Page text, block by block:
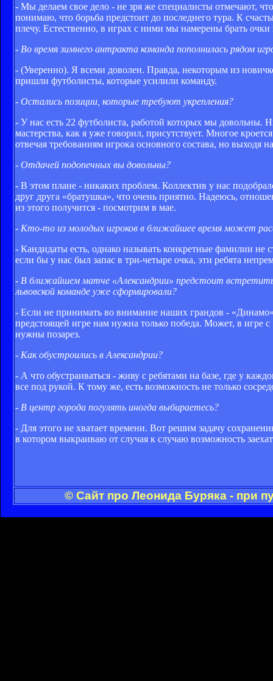
- Мы делаем свое дело - не зря же специалисты отмечают,
понимаю, что борьба предстоит до последнего тура. К
плечу. Естественно, в играх с ними мы намерены брать
- Во время зимнего антракта команда пополнилась рядом
- (Уверенно). Я всеми доволен. Правда, некоторым из
пришли футболисты, которые усилили команду.
- Остались позиции, которые требуют укрепления?
- У нас есть 22 футболиста, работой которых мы довольны.
мастерства, как я уже говорил, присутствует. Многое
отвечая требованиям игрока основного состава, но выходя
- Отдачей подопечных вы довольны?
- В этом плане - никаких проблем. Коллектив у нас
друг друга «братушка», что очень приятно. Надеюсь,
из этого получится - посмотрим в мае.
- Кто-то из молодых игроков в ближайшее время может
- Кандидаты есть, однако называть конкретные фамилии не
если бы у нас был запас в три-четыре очка, эти ребята
- В ближайшем матче «Александрии» предстоит
львовской команде уже сформировали?
- Если не принимать во внимание наших грандов -
предстоящей игре нам нужна только победа. Может, в игре
нужны позарез.
- Как обустроились в Александрии?
- А что обустраиваться - живу с ребятами на базе, где у
все под рукой. К тому же, есть возможность не только
- В центр города погулять иногда выбираетесь?
- Для этого не хватает времени. Вот решим задачу
в котором выкраиваю от случая к случаю возможность
© Сайт про Леонида Буряка - при